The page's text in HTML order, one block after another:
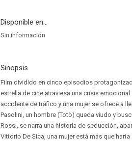
Disponible en...
Sin información
Sinopsis
Film dividido en cinco episodios
estrella de cine atraviesa una crisis
accidente de tráfico y una mujer se ofrece a
Pasolini, un hombre (Totò) queda viudo y
Rossi, se narra una historia de seducción,
Vittorio De Sica, una mujer está más que